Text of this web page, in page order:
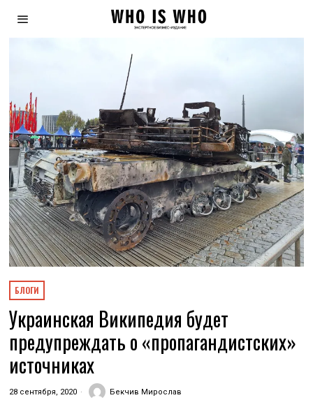
БЛОГИ
Украинская Википедия будет
предупреждать о «пропагандистских»
источниках
28 сентября, 2020 Бекчив Мирослав